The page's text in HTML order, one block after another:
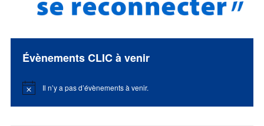
Évènements CLIC à venir
Notice Il n’y a pas d’évènements à venir.